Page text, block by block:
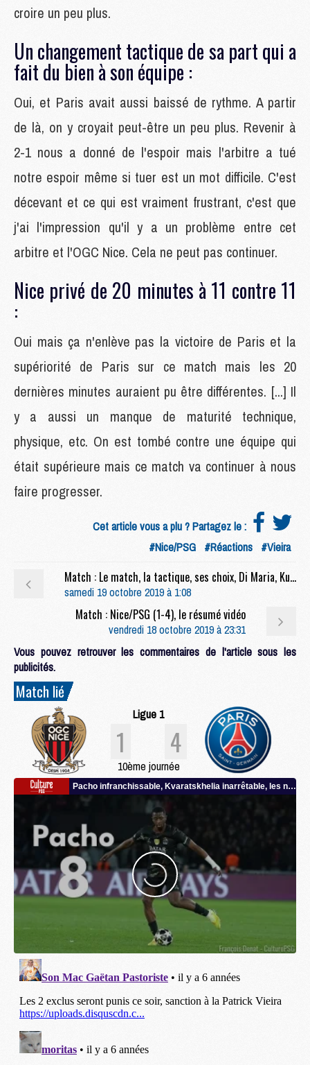
croire un peu plus.
Un changement tactique de sa part qui a
fait du bien à son équipe :
Oui, et Paris avait aussi baissé de rythme. A partir
de là, on y croyait peut-être un peu plus. Revenir à
2-1 nous a donné de l'espoir mais l'arbitre a tué
notre espoir même si tuer est un mot difficile. C'est
décevant et ce qui est vraiment frustrant, c'est que
j'ai l'impression qu'il y a un problème entre cet
arbitre et l'OGC Nice. Cela ne peut pas continuer.
Nice privé de 20 minutes à 11 contre 11
:
Oui mais ça n'enlève pas la victoire de Paris et la
supériorité de Paris sur ce match mais les 20
dernières minutes auraient pu être différentes. [...] Il
y a aussi un manque de maturité technique,
physique, etc. On est tombé contre une équipe qui
était supérieure mais ce match va continuer à nous
faire progresser.
Cet article vous a plu ? Partagez le :
#Nice/PSG #Réactions #Vieira
Match : Le match, la tactique, ses choix, Di Maria, Kurzawa, les remplaçants, etc, la conf' de Tuchel après Nice/PSG (1-4)
samedi 19 octobre 2019 à 1:08
Match : Nice/PSG (1-4), le résumé vidéo
vendredi 18 octobre 2019 à 23:31
Vous pouvez retrouver les commentaires de l'article sous les
publicités.
Match lié
Ligue 1
1 4
10ème journée